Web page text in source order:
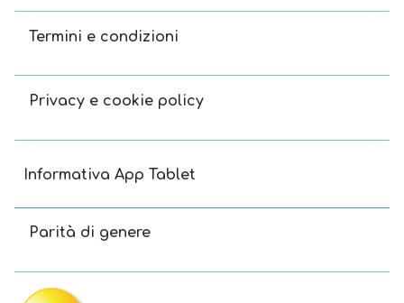
Termini e condizioni
Privacy e cookie policy
Informativa App Tablet
Parità di genere